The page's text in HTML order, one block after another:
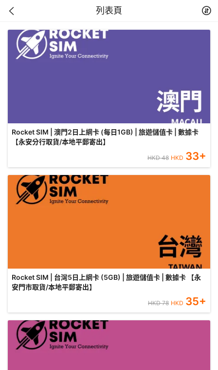
列表頁
Rocket SIM | 澳門2日上網卡 (每日1GB) | 旅遊儲值卡 | 數據卡
【永安分行取貨/本地平郵寄出】
HKD48 HKD 33+
Rocket SIM | 台灣5日上網卡 (5GB) | 旅遊儲值卡 | 數據卡 【永
安門市取貨/本地平郵寄出】
HKD78 HKD 35+